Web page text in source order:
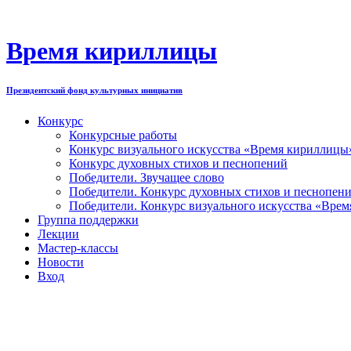
содержимому
Время кириллицы
Президентский фонд культурных инициатив
Конкурс
Конкурсные работы
Конкурс визуального искусства «Время
Конкурс духовных стихов и песнопений
Победители. Звучащее слово
Победители. Конкурс духовных стихов и
Победители. Конкурс визуального искусства
Группа поддержки
Лекции
Мастер-классы
Новости
Вход